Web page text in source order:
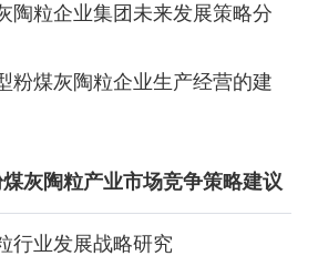
陶粒企业集团未来发展策略分
粉煤灰陶粒企业生产经营的建
灰陶粒产业市场竞争策略建议
行业发展战略研究